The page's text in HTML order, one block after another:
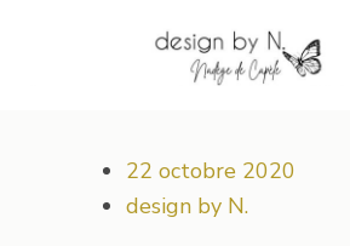
22 octobre 2020
design by N.